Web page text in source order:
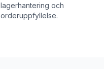
lagerhantering och
orderuppfyllelse.